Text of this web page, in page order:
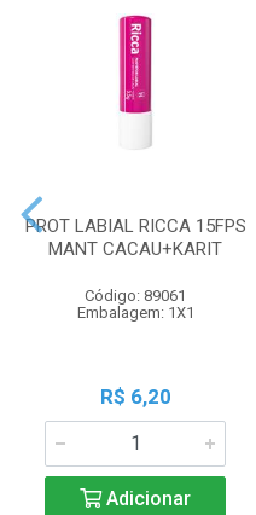
PROT LABIAL RICCA 15FPS
MANT CACAU+KARIT
Código: 89061
Embalagem: 1X1
R$ 6,20
Adicionar